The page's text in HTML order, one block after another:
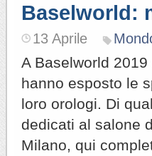
Baselworld:
13 Aprile
A Baselworld
hanno esposto le
loro orologi. Di
dedicati al salone
Milano, qui